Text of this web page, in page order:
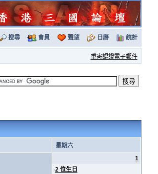
搜尋 會員 聲望 日曆 統計
重寄認證電子郵件
星期六
1
·2 位生日